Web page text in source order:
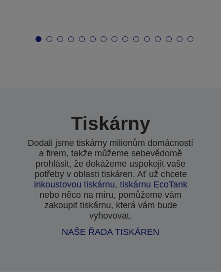
Tiskárny
Dodali jsme tiskárny milionům domácností
a firem, takže můžeme sebevědomě
prohlásit, že dokážeme uspokojit vaše
potřeby v oblasti tiskáren. Ať už chcete
inkoustovou tiskárnu, tiskárnu EcoTank
nebo něco na míru, pomůžeme vám
zakoupit tiskárnu, která vám bude
vyhovovat.
NAŠE ŘADA TISKÁREN